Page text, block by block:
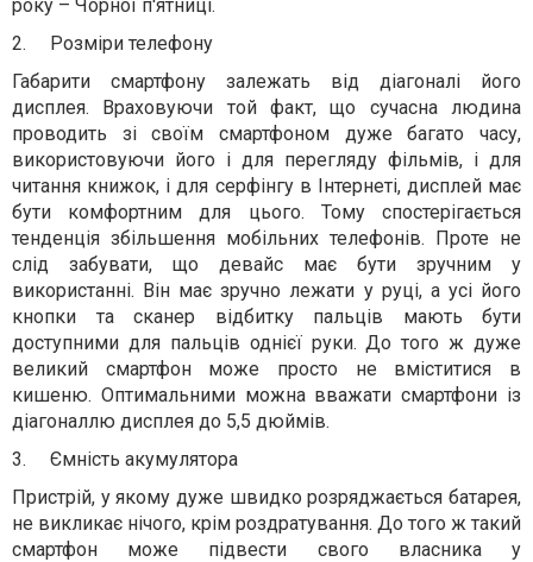
року – Чорної п'ятниці.
2.
Розміри телефону
Габарити смартфону залежать від діагоналі його
дисплея. Враховуючи той факт, що сучасна людина
проводить зі своїм смартфоном дуже багато часу,
використовуючи його і для перегляду фільмів, і для
читання книжок, і для серфінгу в Інтернеті, дисплей має
бути комфортним для цього. Тому спостерігається
тенденція збільшення мобільних телефонів. Проте не
слід забувати, що девайс має бути зручним у
використанні. Він має зручно лежати у руці, а усі його
кнопки та сканер відбитку пальців мають бути
доступними для пальців однієї руки. До того ж дуже
великий смартфон може просто не вміститися в
кишеню. Оптимальними можна вважати смартфони із
діагоналлю дисплея до 5,5 дюймів.
3.
Ємність акумулятора
Пристрій, у якому дуже швидко розряджається батарея,
не викликає нічого, крім роздратування. До того ж такий
смартфон може підвести свого власника у